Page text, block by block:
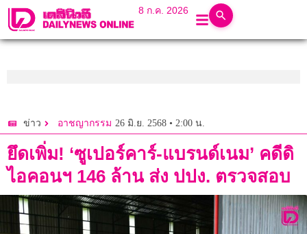
8 ก.ค. 2026
ข่าว อาชญากรรม 26 มิ.ย. 2568 • 2:00 น.
ยึดเพิ่ม! ‘ซูเปอร์คาร์-แบรนด์เนม’ คดีดิ
ไอคอนฯ 146 ล้าน ส่ง ปปง. ตรวจสอบ